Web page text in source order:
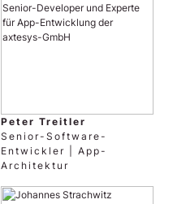
Peter Treitler
Senior-Software-
Entwickler | App-
Architektur